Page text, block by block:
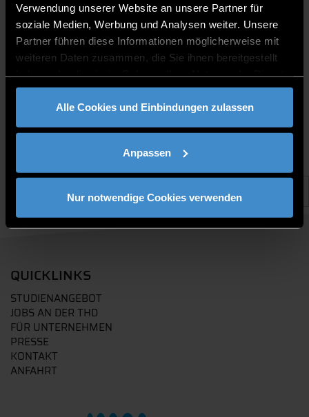
Verwendung unserer Website an unsere Partner für
soziale Medien, Werbung und Analysen weiter. Unsere
Partner führen diese Informationen möglicherweise mit
weiteren Daten zusammen, die Sie ihnen bereitgestellt
gesammelt haben.
Alle Cookies und Einbindungen zulassen
Anpassen
Nur notwendige Cookies verwenden
TCF
08551/91764-10
QUICKLINKS
STUDIENANGEBOT
JOBS AN DER THD
FÜR UNTERNEHMEN
PRESSE
KONTAKT
ANFAHRT